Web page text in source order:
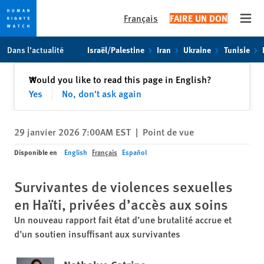
toto
content
Français FAIRE UN DON
Dans l’actualité Israël/Palestine Iran Ukraine Tunisie
Would you like to read this page in English?
Yes
No, don't ask again
✕Fermer
29 janvier 2026 7:00AM EST | Point de vue
Disponible en English Français Español
Survivantes de violences sexuelles
en Haïti, privées d’accès aux soins
Un nouveau rapport fait état d’une brutalité accrue et
d’un soutien insuffisant aux survivantes